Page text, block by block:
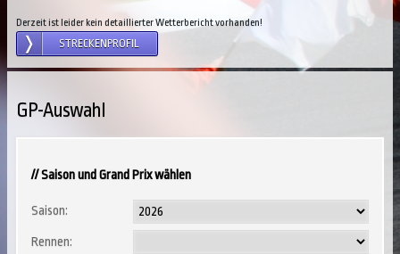
Derzeit ist leider kein detaillierter Wetterbericht vorhanden!
STRECKENPROFIL
GP-Auswahl
// Saison und Grand Prix wählen
Saison:
Rennen: